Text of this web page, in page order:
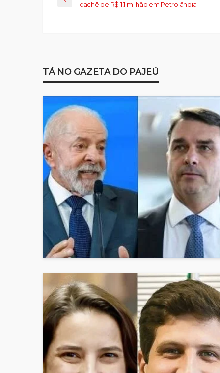
cachê de R$ 1,1 milhão em Petrolândia
TÁ NO GAZETA DO PAJEÚ